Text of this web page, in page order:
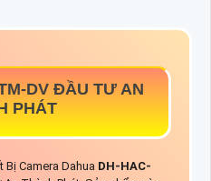
DV ĐẦU TƯ AN
PHÁT
Camera Dahua DH-HAC-